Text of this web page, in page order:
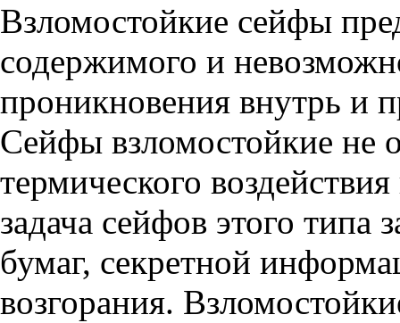
Взломостойкие сейфы
содержимого и
проникновения внутрь и
Сейфы взломостойкие не
термического
задача сейфов этого типа
бумаг, секретной
возгорания.